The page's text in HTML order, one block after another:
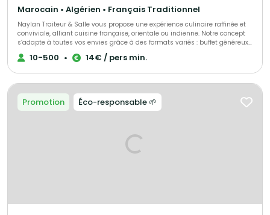
Marocain • Algérien • Français Traditionnel
Naylan Traiteur & Salle vous propose une expérience culinaire raffinée et
conviviale, alliant cuisine française, orientale ou indienne. Notre concept
s’adapte à toutes vos envies grâce à des formats variés : buffet généreux,
cocktail dînatoire élégant ou service personnalisé. Notre espace
modulable et notre équipe attentive accompagnent aussi bien vos
des saveurs à la mise en scène, pour créer un moment unique et
mémorable.
10-500 • 14€ / pers min.
Promotion Éco-responsable 🌱